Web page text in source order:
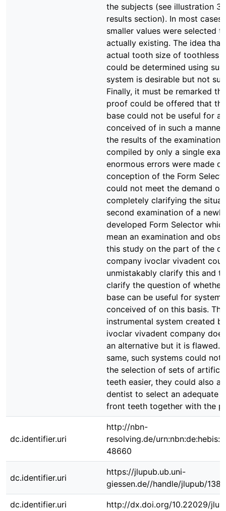
the subjects (see illustration
results section). In most cases
smaller values were selected
actually existing. The idea that
actual tooth size of toothless
could be determined using
system is desirable but not
Finally, it must be remarked
proof could be offered that
base could not be useful for a
conceived of in such a
the results of the examination
compiled by only a single
enormous errors were made
conception of the Form
could not meet the demand of
completely clarifying the
second examination of a newly
developed Form Selector
mean an examination and
this study on the part of the
company ivoclar vivadent
unmistakably clarify this and
clarify the question of whether
base can be useful for systems
conceived of on this basis. The
instrumental system created
ivoclar vivadent company
an alternative but it is flawed.
same, such systems could not
the selection of sets of
teeth easier, they could also
dentist to select an adequate
front teeth together with the
dc.identifier.uri
http://nbn-
resolving.de/
48660
dc.identifier.uri
https://jlupub.ub.uni-
giessen.de//handle/jlupub/
dc.identifier.uri http://dx.doi.org/10.22029/